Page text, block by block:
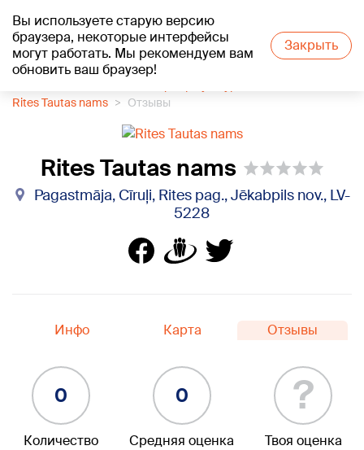
Вы используете старую версию
браузера, некоторые интерфейсы
могут работать. Мы рекомендуем вам
обновить ваш браузер!
Закрыть
+15°C
Rites Tautas nams
Отзывы
Rites Tautas nams
Pagastmāja, Cīruļi, Rites pag., Jēkabpils nov., LV-
5228
Инфо Карта Отзывы
0
Количество
0
Средняя оценка
?
Твоя оценка